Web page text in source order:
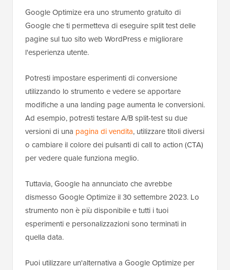
Google Optimize era uno strumento gratuito di
Google che ti permetteva di eseguire split test delle
pagine sul tuo sito web WordPress e migliorare
l'esperienza utente.
Potresti impostare esperimenti di conversione
utilizzando lo strumento e vedere se apportare
modifiche a una landing page aumenta le conversioni.
Ad esempio, potresti testare A/B split-test su due
versioni di una pagina di vendita, utilizzare titoli diversi
o cambiare il colore dei pulsanti di call to action (CTA)
per vedere quale funziona meglio.
Tuttavia, Google ha annunciato che avrebbe
dismesso Google Optimize il 30 settembre 2023. Lo
strumento non è più disponibile e tutti i tuoi
esperimenti e personalizzazioni sono terminati in
quella data.
Puoi utilizzare un'alternativa a Google Optimize per